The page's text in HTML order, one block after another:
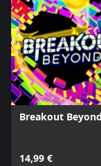
Soyez prêts !
Il est bien connu que
recettes les plus
friandise
numériques et vous
ouverts, aiguisez vos
Breakout Beyond
14,99 €